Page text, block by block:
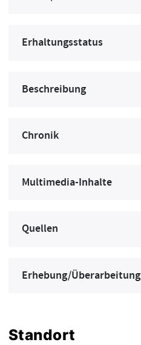
Erhaltungsstatus
Beschreibung
Chronik
Multimedia-Inhalte
Quellen
Erhebung/Überarbeitung
Standort